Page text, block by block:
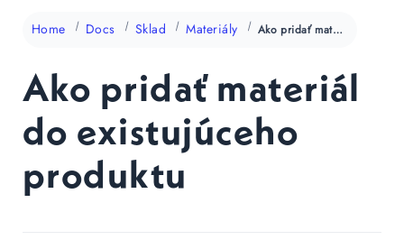
Home Docs Sklad Materiály Ako pridať materiál do existujúceho produktu
Ako pridať materiál
do existujúceho
produktu